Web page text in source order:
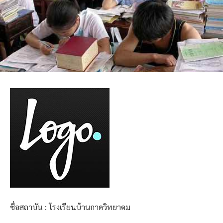
ชื่อสถาบัน : โรงเรียนบ้านกาดวิทยาคม